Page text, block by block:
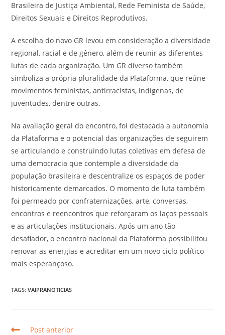
Brasileira de Justiça Ambiental, Rede Feminista de Saúde,
Direitos Sexuais e Direitos Reprodutivos.
A escolha do novo GR levou em consideração a diversidade
regional, racial e de gênero, além de reunir as diferentes
lutas de cada organização. Um GR diverso também
simboliza a própria pluralidade da Plataforma, que reúne
movimentos feministas, antirracistas, indígenas, de
juventudes, dentre outras.
Na avaliação geral do encontro, foi destacada a autonomia
da Plataforma e o potencial das organizações de seguirem
se articulando e construindo lutas coletivas em defesa de
uma democracia que contemple a diversidade da
população brasileira e descentralize os espaços de poder
historicamente demarcados. O momento de luta também
foi permeado por confraternizações, arte, conversas,
encontros e reencontros que reforçaram os laços pessoais
e as articulações institucionais. Após um ano tão
desafiador, o encontro nacional da Plataforma possibilitou
renovar as energias e acreditar em um novo ciclo político
mais esperançoso.
TAGS:VAIPRANOTICIAS
Post anterior